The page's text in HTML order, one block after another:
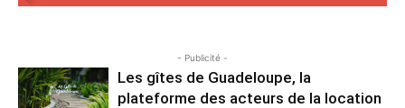
- Publicité -
Les gîtes de Guadeloupe, la
plateforme des acteurs de la location